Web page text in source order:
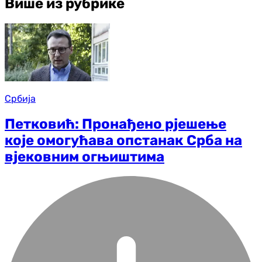
Више из рубрике
Србија
Петковић: Пронађено рјешење
које омогућава опстанак Срба на
вјековним огњиштима